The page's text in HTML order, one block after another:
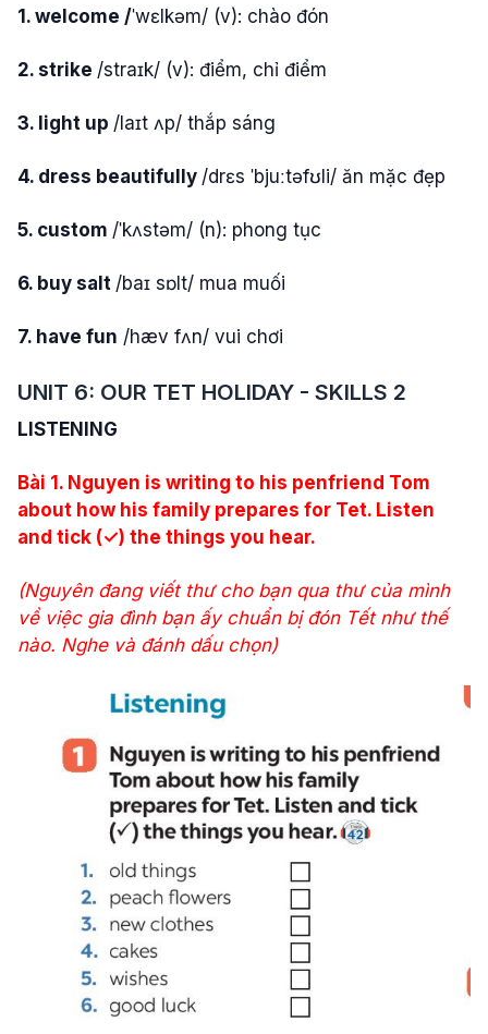
1. welcome /ˈwɛlkəm/ (v): chào đón
2. strike /straɪk/ (v): điểm, chỉ điểm
3. light up /laɪt ʌp/ thắp sáng
4. dress beautifully /drɛs ˈbjuːtəfʊli/ ăn mặc đẹp
5. custom /ˈkʌstəm/ (n): phong tục
6. buy salt /baɪ sɒlt/ mua muối
7. have fun /hæv fʌn/ vui chơi
UNIT 6: OUR TET HOLIDAY - SKILLS 2
LISTENING
Bài 1. Nguyen is writing to his penfriend Tom
about how his family prepares for Tet. Listen
and tick (✓) the things you hear.
(Nguyên đang viết thư cho bạn qua thư của mình
về việc gia đình bạn ấy chuẩn bị đón Tết như thế
nào. Nghe và đánh dấu chọn)